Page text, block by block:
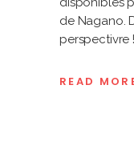
de Nagano.
perspectivre !
READ